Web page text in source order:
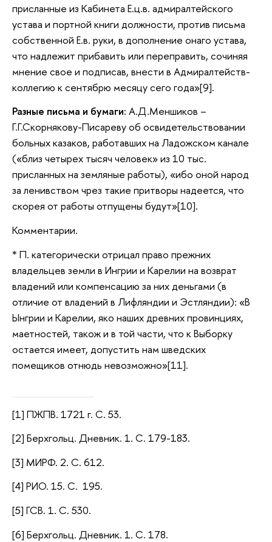
присланные из Кабинета Е.ц.в. адмиралтейского
устава и портной книги должности, против письма
собственной Е.в. руки, в дополнение онаго устава,
что надлежит прибавить или переправить, сочиняя
мнение свое и подписав, внести в Адмиралтейств-
коллегию к сентябрю месяцу сего года»[9].
Разные письма и бумаги: А.Д.Меншиков –
Г.Г.Скорнякову-Писареву об освидетельствовании
больных казаков, работавших на Ладожском канале
(«близ четырех тысяч человек» из 10 тыс.
присланных на земляные работы), «ибо оной народ
за ленивством чрез такие притворы надеется, что
скорея от работы отпущены будут»[10].
Комментарии.
* П. категорически отрицал право прежних
владельцев земли в Ингрии и Карелии на возврат
владений или компенсацию за них деньгами (в
отличие от владений в Лифляндии и Эстляндии): «В
Ынгрии и Карелии, яко наших древних провинциях,
маетностей, також и в той части, что к Выборку
остается имеет, допустить нам шведских
помещиков отнюдь невозможно»[11].
[1] ПЖПВ. 1721 г. С. 53.
[2] Берхгольц. Дневник. 1. С. 179-183.
[3] МИРФ. 2. С. 612.
[4] РИО. 15. С. 195.
[5] ГСВ. 1. С. 530.
[6] Берхгольц. Дневник. 1. С. 178.